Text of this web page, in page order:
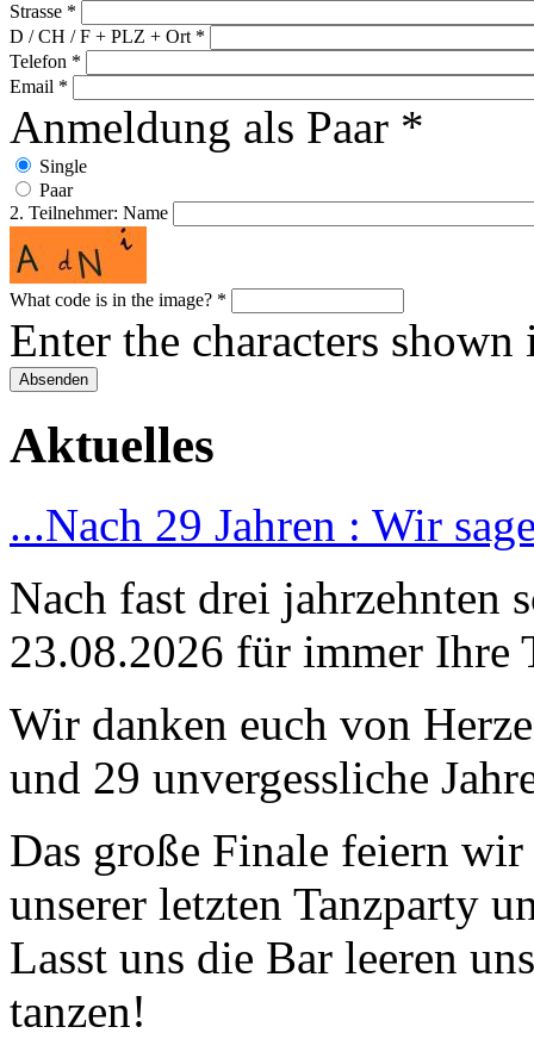
Strasse *
D / CH / F + PLZ + Ort *
Telefon *
Email *
Anmeldung als Paar *
Single
Paar
2. Teilnehmer: Name
What code is in the image? *
Enter the characters shown
Aktuelles
...Nach 29 Jahren : Wir
Nach fast drei jahrzehnten
23.08.2026 für immer Ihre
Wir danken euch von
und 29 unvergessliche
Das große Finale feiern
unserer letzten Tanzparty
Lasst uns die Bar leeren
tanzen!